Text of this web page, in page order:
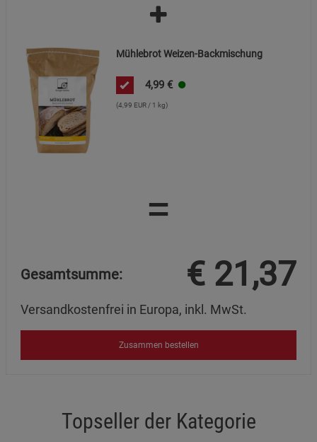
Mühlebrot Weizen-Backmischung
4,99 €
(4,99 EUR / 1 kg)
=
Gesamtsumme: € 21,37
Versandkostenfrei in Europa, inkl. MwSt.
Zusammen bestellen
Topseller der Kategorie
Cookie-Informationen